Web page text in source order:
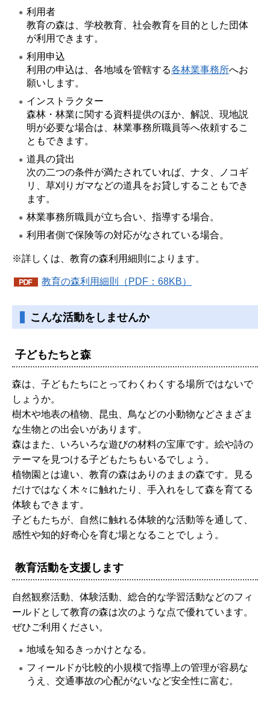
利用者
教育の森は、学校教育、社会教育を目的とした団体
が利用できます。
利用申込
利用の申込は、各地域を管轄する各林業事務所へお
願いします。
インストラクター
森林・林業に関する資料提供のほか、解説、現地説
明が必要な場合は、林業事務所職員等へ依頼するこ
ともできます。
道具の貸出
次の二つの条件が満たされていれば、ナタ、ノコギ
リ、草刈りガマなどの道具をお貸しすることもでき
ます。
林業事務所職員が立ち合い、指導する場合。
利用者側で保険等の対応がなされている場合。
※詳しくは、教育の森利用細則によります。
教育の森利用細則（PDF：68KB）
こんな活動をしませんか
子どもたちと森
森は、子どもたちにとってわくわくする場所ではないで
しょうか。
樹木や地表の植物、昆虫、鳥などの小動物などさまざま
な生物との出会いがあります。
森はまた、いろいろな遊びの材料の宝庫です。絵や詩の
テーマを見つける子どもたちもいるでしょう。
植物園とは違い、教育の森はありのままの森です。見る
だけではなく木々に触れたり、手入れをして森を育てる
体験もできます。
子どもたちが、自然に触れる体験的な活動等を通して、
感性や知的好奇心を育む場となることでしょう。
教育活動を支援します
自然観察活動、体験活動、総合的な学習活動などのフィ
ールドとして教育の森は次のような点で優れています。
ぜひご利用ください。
地域を知るきっかけとなる。
フィールドが比較的小規模で指導上の管理が容易な
うえ、交通事故の心配がないなど安全性に富む。